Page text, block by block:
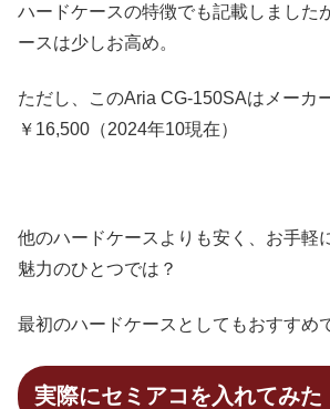
ハードケースの特徴でも記載しました
ースは少しお高め。
ただし、このAria CG-150SAはメーカ
￥16,500（2024年10現在）
他のハードケースよりも安く、お手軽
魅力のひとつでは？
最初のハードケースとしてもおすすめ
実際にセミアコを入れてみた